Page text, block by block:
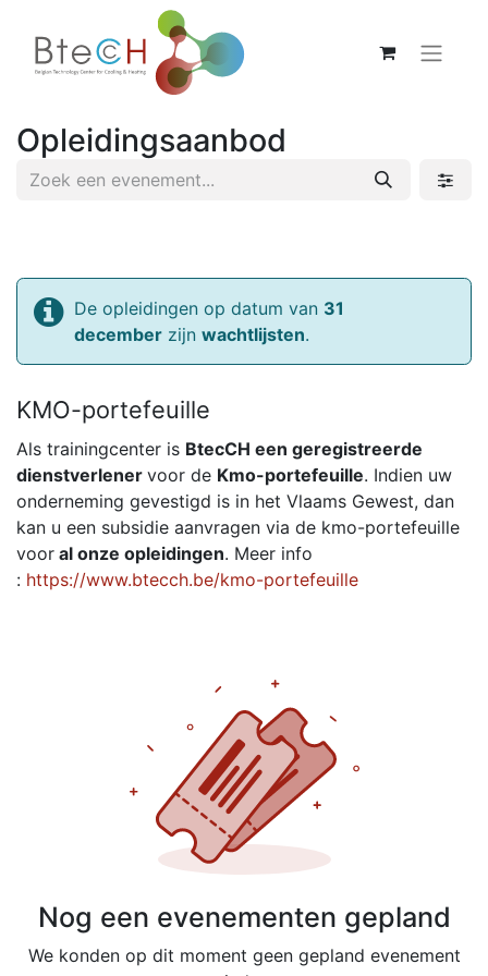
Opleidingsaanbod
De opleidingen op datum van 31
december zijn wachtlijsten.
KMO-portefeuille
Als trainingcenter is BtecCH een geregistreerde
dienstverlener voor de Kmo-portefeuille. Indien uw
onderneming gevestigd is in het Vlaams Gewest, dan
kan u een subsidie aanvragen via de kmo-portefeuille
voor al onze opleidingen. Meer info
: https://www.btecch.be/kmo-portefeuille
Nog een evenementen gepland
We konden op dit moment geen gepland evenement